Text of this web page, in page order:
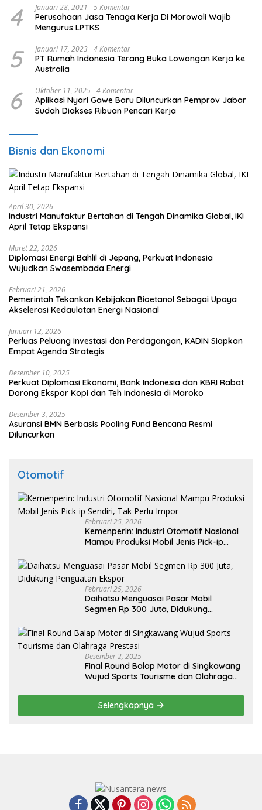
4 Januari 28, 2021 5 Komentar
Perusahaan Jasa Tenaga Kerja Di Morowali Wajib
Mengurus LPTKS
5 Januari 17, 2023 4 Komentar
PT Rumah Indonesia Terang Buka Lowongan Kerja ke
Australia
6 Oktober 11, 2025 4 Komentar
Aplikasi Nyari Gawe Baru Diluncurkan Pemprov Jabar
Sudah Diakses Ribuan Pencari Kerja
Bisnis dan Ekonomi
April 30, 2026
Industri Manufaktur Bertahan di Tengah Dinamika Global, IKI
April Tetap Ekspansi
Maret 22, 2026
Diplomasi Energi Bahlil di Jepang, Perkuat Indonesia
Wujudkan Swasembada Energi
Februari 21, 2026
Pemerintah Tekankan Kebijakan Bioetanol Sebagai Upaya
Akselerasi Kedaulatan Energi Nasional
Januari 12, 2026
Perluas Peluang Investasi dan Perdagangan, KADIN Siapkan
Empat Agenda Strategis
Desember 10, 2025
Perkuat Diplomasi Ekonomi, Bank Indonesia dan KBRI Rabat
Dorong Ekspor Kopi dan Teh Indonesia di Maroko
Desember 3, 2025
Asuransi BMN Berbasis Pooling Fund Bencana Resmi
Diluncurkan
Otomotif
Februari 25, 2026
Kemenperin: Industri Otomotif Nasional
Mampu Produksi Mobil Jenis Pick-ip
Februari 25, 2026
Daihatsu Menguasai Pasar Mobil
Segmen Rp 300 Juta, Didukung
Desember 2, 2025
Final Round Balap Motor di Singkawang
Wujud Sports Tourisme dan Olahraga
Selengkapnya